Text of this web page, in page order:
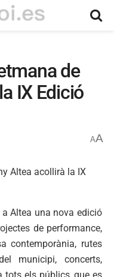
de
IX Edició
AA
Altea una nova edició
de performance,
contemporània, rutes
municipi, concerts,